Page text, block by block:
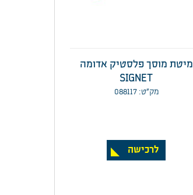
מיטת מוסך פלסטיק אדומה
SIGNET
מק”ט: 088117
לרכישה